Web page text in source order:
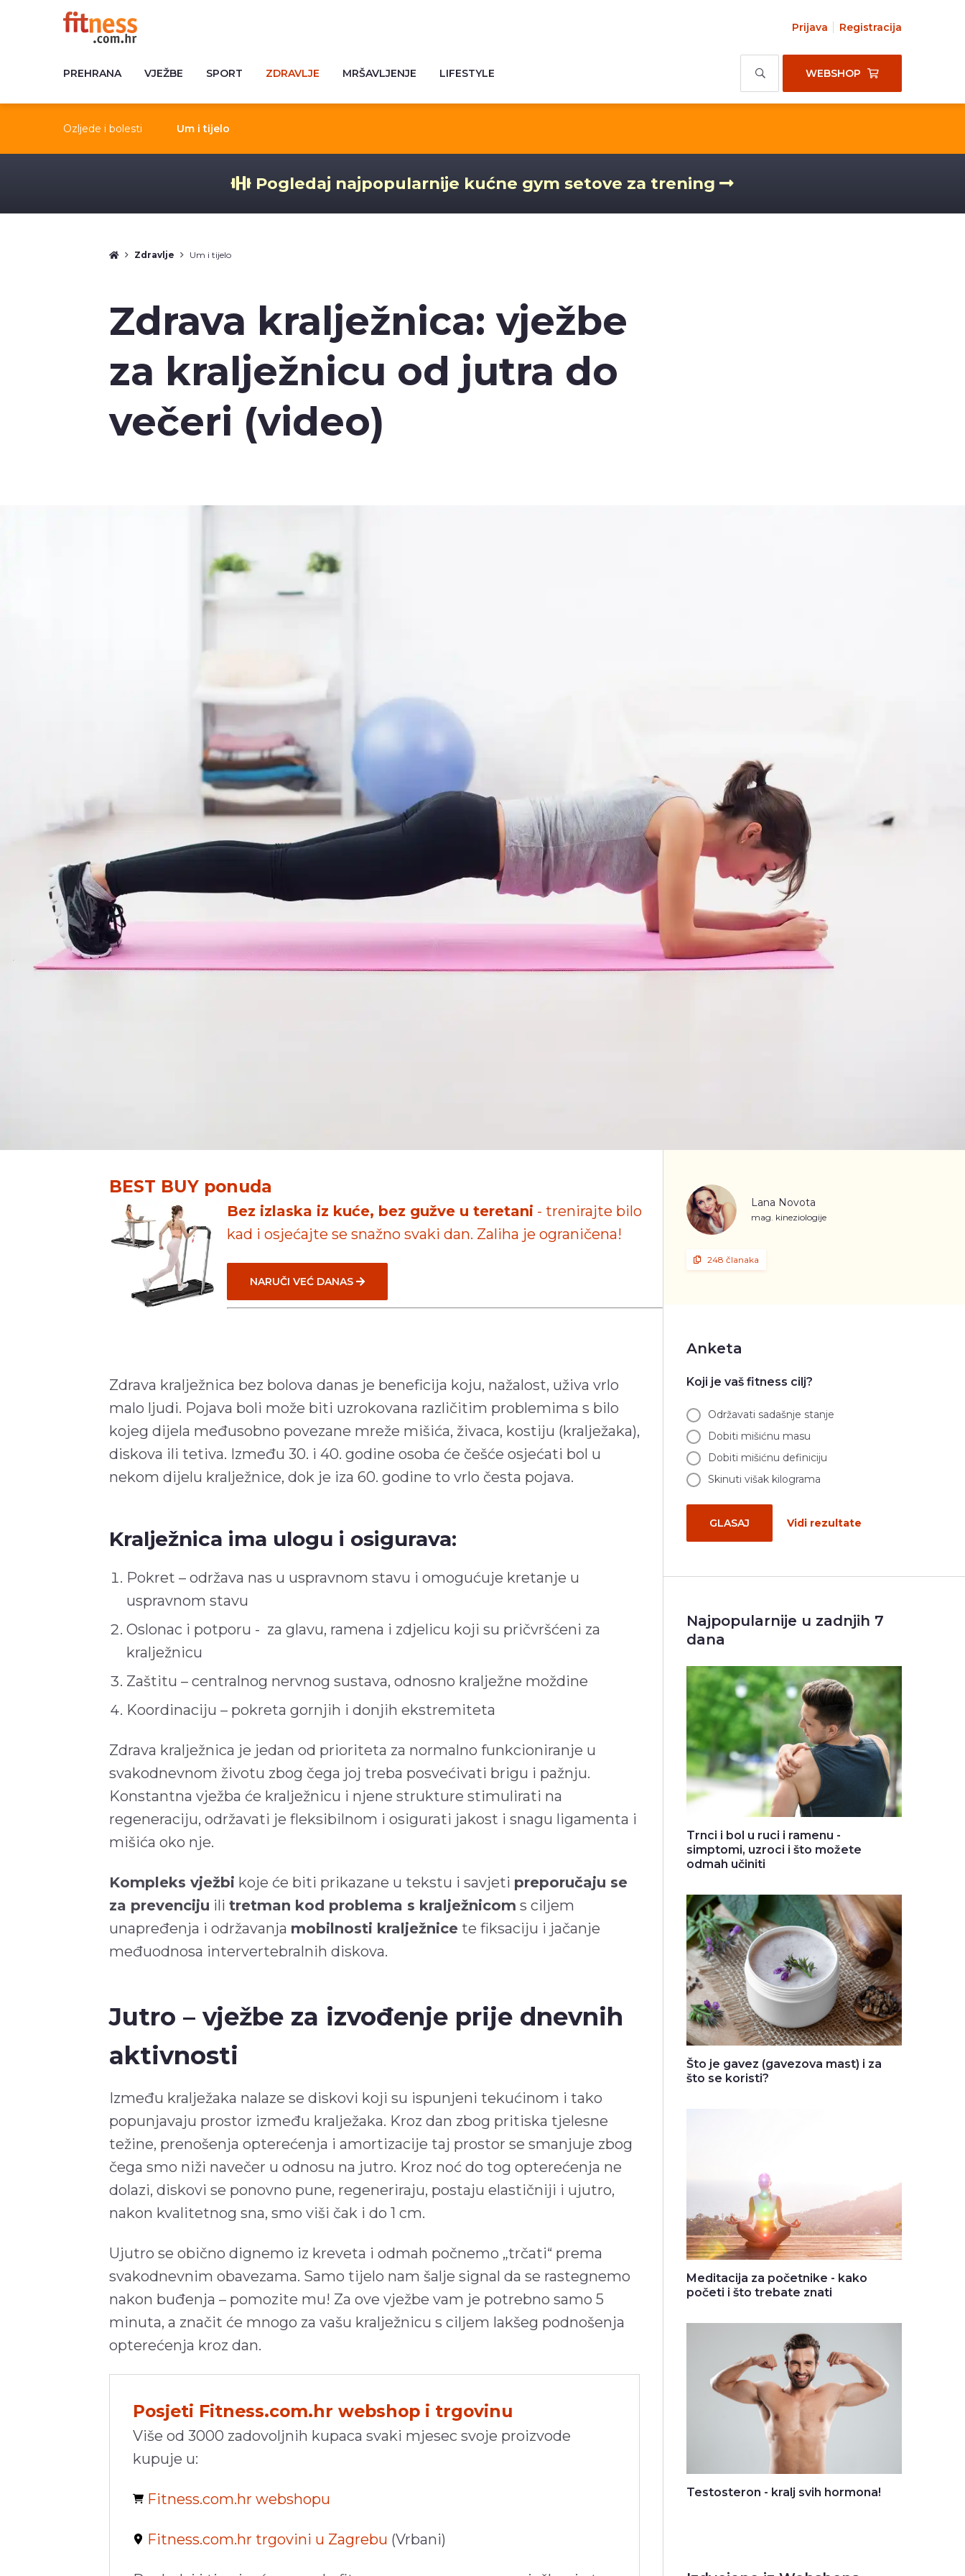
Prijava Registracija
PREHRANA VJEŽBE SPORT ZDRAVLJE MRŠAVLJENJE LIFESTYLE WEBSHOP
Ozljede i bolesti Um i tijelo
Pogledaj najpopularnije kućne gym setove za trening
Zdravlje Um i tijelo
Zdrava kralježnica: vježbe
za kralježnicu od jutra do
večeri (video)
BEST BUY ponuda
Bez izlaska iz kuće, bez gužve u teretani - trenirajte bilo
kad i osjećajte se snažno svaki dan. Zaliha je ograničena!
NARUČI VEĆ DANAS
Zdrava kralježnica bez bolova danas je beneficija koju, nažalost, uživa vrlo
malo ljudi. Pojava boli može biti uzrokovana različitim problemima s bilo
kojeg dijela međusobno povezane mreže mišića, živaca, kostiju (kralježaka),
diskova ili tetiva. Između 30. i 40. godine osoba će češće osjećati bol u
nekom dijelu kralježnice, dok je iza 60. godine to vrlo česta pojava.
Kralježnica ima ulogu i osigurava:
Pokret – održava nas u uspravnom stavu i omogućuje kretanje u
uspravnom stavu
Oslonac i potporu - za glavu, ramena i zdjelicu koji su pričvršćeni za
kralježnicu
Zaštitu – centralnog nervnog sustava, odnosno kralježne moždine
Koordinaciju – pokreta gornjih i donjih ekstremiteta
Zdrava kralježnica je jedan od prioriteta za normalno funkcioniranje u
svakodnevnom životu zbog čega joj treba posvećivati brigu i pažnju.
Konstantna vježba će kralježnicu i njene strukture stimulirati na
regeneraciju, održavati je fleksibilnom i osigurati jakost i snagu ligamenta i
mišića oko nje.
Kompleks vježbi koje će biti prikazane u tekstu i savjeti preporučaju se
za prevenciju ili tretman kod problema s kralježnicom s ciljem
unapređenja i održavanja mobilnosti kralježnice te fiksaciju i jačanje
međuodnosa intervertebralnih diskova.
Jutro – vježbe za izvođenje prije dnevnih
aktivnosti
Između kralježaka nalaze se diskovi koji su ispunjeni tekućinom i tako
popunjavaju prostor između kralježaka. Kroz dan zbog pritiska tjelesne
težine, prenošenja opterećenja i amortizacije taj prostor se smanjuje zbog
čega smo niži navečer u odnosu na jutro. Kroz noć do tog opterećenja ne
dolazi, diskovi se ponovno pune, regeneriraju, postaju elastičniji i ujutro,
nakon kvalitetnog sna, smo viši čak i do 1 cm.
Ujutro se obično dignemo iz kreveta i odmah počnemo „trčati“ prema
svakodnevnim obavezama. Samo tijelo nam šalje signal da se rastegnemo
nakon buđenja – pomozite mu! Za ove vježbe vam je potrebno samo 5
minuta, a značit će mnogo za vašu kralježnicu s ciljem lakšeg podnošenja
opterećenja kroz dan.
Posjeti Fitness.com.hr webshop i trgovinu
Više od 3000 zadovoljnih kupaca svaki mjesec svoje proizvode
kupuje u:
Fitness.com.hr webshopu
Fitness.com.hr trgovini u Zagrebu (Vrbani)
Lana Novota
mag. kineziologije
248 članaka
Anketa
Koji je vaš fitness cilj?
Održavati sadašnje stanje
Dobiti mišićnu masu
Dobiti mišićnu definiciju
Skinuti višak kilograma
GLASAJ Vidi rezultate
Najpopularnije u zadnjih 7
dana
Trnci i bol u ruci i ramenu -
simptomi, uzroci i što možete
odmah učiniti
Što je gavez (gavezova mast) i za
što se koristi?
Meditacija za početnike - kako
početi i što trebate znati
Testosteron - kralj svih hormona!